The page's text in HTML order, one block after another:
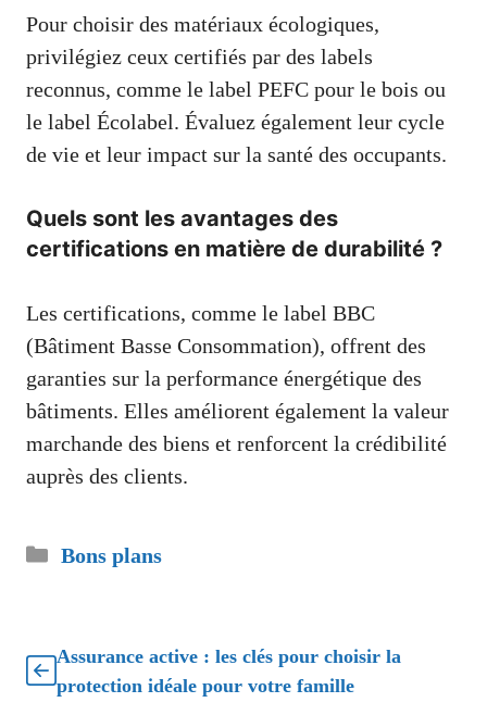
Pour choisir des matériaux écologiques,
privilégiez ceux certifiés par des labels
reconnus, comme le label PEFC pour le bois ou
le label Écolabel. Évaluez également leur cycle
de vie et leur impact sur la santé des occupants.
Quels sont les avantages des
certifications en matière de durabilité ?
Les certifications, comme le label BBC
(Bâtiment Basse Consommation), offrent des
garanties sur la performance énergétique des
bâtiments. Elles améliorent également la valeur
marchande des biens et renforcent la crédibilité
auprès des clients.
Catégories
Bons plans
Assurance active : les clés pour choisir la
protection idéale pour votre famille